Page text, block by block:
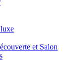
et Salon